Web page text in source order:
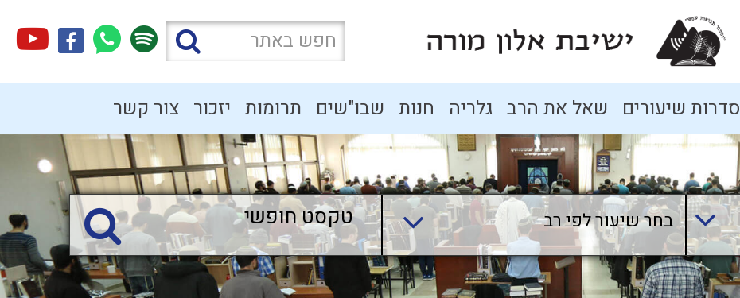
סדרות שיעורים שאל את הרב גלריה חנות שבו"שים תרומות יזכור צור קשר
בחר שיעור לפי רב